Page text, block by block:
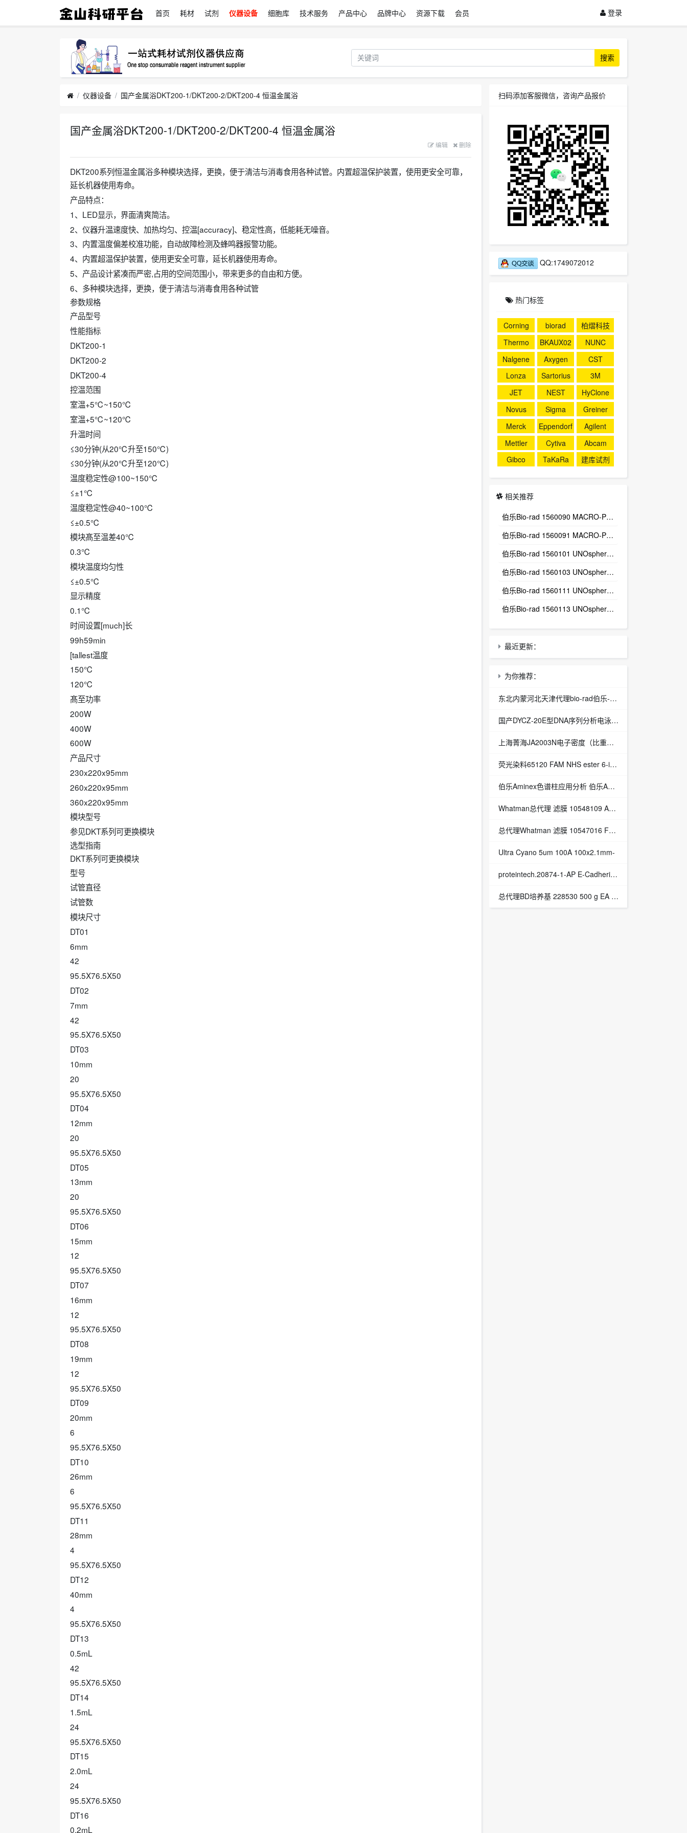
首页 耗材 试剂 仪器设备 细胞库 技术服务 产品中心 品牌中心 资源下载 会员 登录
搜索
仪器设备 国产金属浴DKT200-1/DKT200-2/DKT200-4 恒温金属浴
国产金属浴DKT200-1/DKT200-2/DKT200-4 恒温金属浴
编辑 删除
DKT200系列恒温金属浴多种模块选择，更换，便于清洁与消毒食用各种试管。内置超温保护装置，使用更安全可靠，
延长机器使用寿命。
产品特点：
1、LED显示，界面清爽简洁。
2、仪器升温速度快、加热均匀、控温[accuracy]、稳定性高，低能耗无噪音。
3、内置温度偏差校准功能，自动故障检测及蜂鸣器报警功能。
4、内置超温保护装置，使用更安全可靠，延长机器使用寿命。
5、产品设计紧凑而严密,占用的空间范围小，带来更多的自由和方便。
6、多种模块选择，更换，便于清洁与消毒食用各种试管
参数规格
产品型号
性能指标
DKT200-1
DKT200-2
DKT200-4
控温范围
室温+5℃~150℃
室温+5℃~120℃
升温时间
≤30分钟(从20℃升至150℃)
≤30分钟(从20℃升至120℃)
温度稳定性@100~150℃
≤±1℃
温度稳定性@40~100℃
≤±0.5℃
模块髙至温差40℃
0.3℃
模块温度均匀性
≤±0.5℃
显示精度
0.1℃
时间设置[much]长
99h59min
[tallest温度
150℃
120℃
髙至功率
200W
400W
600W
产品尺寸
230x220x95mm
260x220x95mm
360x220x95mm
模块型号
参见DKT系列可更换模块
选型指南
DKT系列可更换模块
型号
试管直径
试管数
模块尺寸
DT01
6mm
42
95.5X76.5X50
DT02
7mm
42
95.5X76.5X50
DT03
10mm
20
95.5X76.5X50
DT04
12mm
20
95.5X76.5X50
DT05
13mm
20
95.5X76.5X50
DT06
15mm
12
95.5X76.5X50
DT07
16mm
12
95.5X76.5X50
DT08
19mm
12
95.5X76.5X50
DT09
20mm
6
95.5X76.5X50
DT10
26mm
6
95.5X76.5X50
DT11
28mm
4
95.5X76.5X50
DT12
40mm
4
95.5X76.5X50
DT13
0.5mL
42
95.5X76.5X50
DT14
1.5mL
24
95.5X76.5X50
DT15
2.0mL
24
95.5X76.5X50
DT16
0.2mL
扫码添加客服微信，咨询产品报价
QQ:1749072012
热门标签
Corning biorad
柏熠科技
Thermo
BKAUX02
4
NUNC
Nalgene
Axygen
CST
Lonza
Sartorius
3M
JET
NEST
HyClone
Novus
Sigma
Greiner
Merck
Eppendorf
Agilent
Mettler
Cytiva
Abcam
Gibco
TaKaRa
建库试剂
相关推荐
伯乐Bio-rad 1560090 MACRO-PREP T-BUTYL HIC,100ML
伯乐Bio-rad 1560091 MACRO-PREP T-BUTYL HIC,500ML
伯乐Bio-rad 1560101 UNOsphere Q, 25ML
伯乐Bio-rad 1560103 UNOsphere Q, 100ML
伯乐Bio-rad 1560111 UNOsphere S, 25ML
伯乐Bio-rad 1560113 UNOsphere S, 100ML
最近更新：
为你推荐：
东北内蒙河北天津代理bio-rad伯乐-bio-rad伯乐Biorad ddPCR Supermix-Bio-Rad伯乐代理
国产DYCZ-20E型DNA序列分析电泳仪 电泳槽
上海菁海JA2003N电子密度（比重）天平 千分之一密度天平 国产天平
荧光染料65120 FAM NHS ester 6-isomer 100 mg现货总代理
伯乐Aminex色谱柱应用分析 伯乐Aminex HPX-87P糖分析柱现货总代理
Whatman总代理 滤膜 10548109 AE98 FAST 25MMx50M 1PK现货总代理
总代理Whatman 滤膜 10547016 FF120HP 35MM x 50M 1/PK现货
Ultra Cyano 5um 100A 100x2.1mm-
proteintech.20874-1-AP E-Cadherin Polyclonal Antibody 50ulProteintech
总代理BD培养基 228530 500 g EA Difco Brilliant Green Agar 亮绿琼脂现货